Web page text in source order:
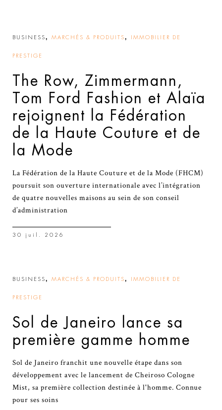
BUSINESS, MARCHÉS & PRODUITS, IMMOBILIER DE
PRESTIGE
The Row, Zimmermann,
Tom Ford Fashion et Alaïa
rejoignent la Fédération
de la Haute Couture et de
la Mode
La Fédération de la Haute Couture et de la Mode (FHCM)
poursuit son ouverture internationale avec l’intégration
de quatre nouvelles maisons au sein de son conseil
d’administration
30 juil. 2026
BUSINESS, MARCHÉS & PRODUITS, IMMOBILIER DE
PRESTIGE
Sol de Janeiro lance sa
première gamme homme
Sol de Janeiro franchit une nouvelle étape dans son
développement avec le lancement de Cheiroso Cologne
Mist, sa première collection destinée à l'homme. Connue
pour ses soins